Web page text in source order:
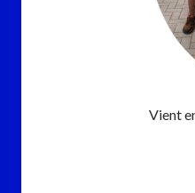
Vient